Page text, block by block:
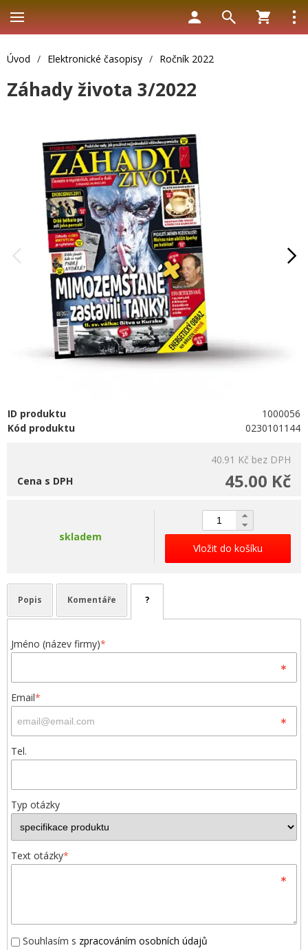
Úvod / Elektronické časopisy / Ročník 2022
Záhady života 3/2022
ID produktu
1000056
Kód produktu
0230101144
40.91 Kč bez DPH
45.00 Kč
Cena s DPH
skladem
Vložit do košíku
Popis Komentáře ?
Jméno (název firmy)*
Email*
Tel.
Typ otázky
Text otázky*
Souhlasím s zpracováním osobních údajů